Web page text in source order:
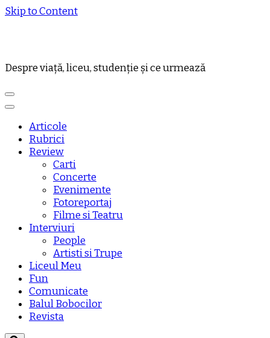
Skip to Content
Despre viață, liceu, studenție și ce urmează
Articole
Rubrici
Review
Carti
Concerte
Evenimente
Fotoreportaj
Filme si Teatru
Interviuri
People
Artisti si Trupe
Liceul Meu
Fun
Comunicate
Balul Bobocilor
Revista